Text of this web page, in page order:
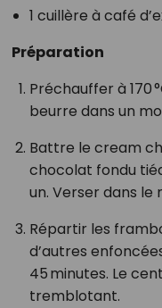
1 cuillère à café
Préparation
Préchauffer à 170
beurre dans un
Battre le cream
chocolat fondu
un. Verser dans le
Répartir les
d’autres
45 minutes. Le
tremblotant.